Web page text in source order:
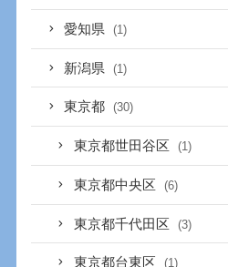
愛知県 (1)
新潟県 (1)
東京都 (30)
東京都世田谷区 (1)
東京都中央区 (6)
東京都千代田区 (3)
東京都台東区 (1)